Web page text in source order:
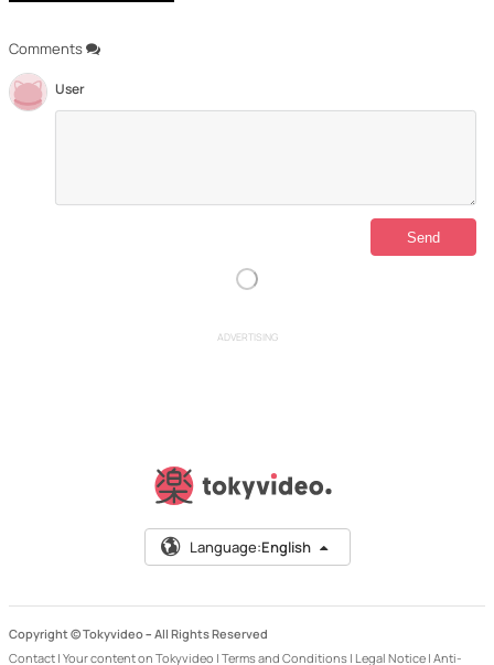
Comments
User
ADVERTISING
Language:English
Copyright © Tokyvideo – All Rights Reserved
Contact | Your content on Tokyvideo | Terms and Conditions | Legal Notice | Anti-